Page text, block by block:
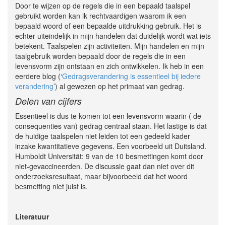
Door te wijzen op de regels die in een bepaald taalspel
gebruikt worden kan ik rechtvaardigen waarom ik een
bepaald woord of een bepaalde uitdruk­king gebruik. Het is
echter uiteindelijk in mijn handelen dat duidelijk wordt wat iets
betekent. Taalspelen zijn activiteiten. Mijn handelen en mijn
taalgebruik worden bepaald door de regels die in een
levensvorm zijn ontstaan en zich ontwikkelen. Ik heb in een
eerdere blog (‘Gedragsverandering is essentieel bij iedere
verandering’) al gewezen op het primaat van gedrag.
Delen van cijfers
Essentieel is dus te komen tot een levensvorm waarin ( de
consequenties van) gedrag centraal staan. Het lastige is dat
de huidige taalspelen niet leiden tot een gedeeld kader
inzake kwantitatieve gegevens. Een voorbeeld uit Duitsland.
Humboldt Universität: 9 van de 10 besmettingen komt door
niet-gevaccineerden. De discussie gaat dan niet over dit
onderzoeksresultaat, maar bijvoorbeeld dat het woord
besmetting niet juist is.
Literatuur